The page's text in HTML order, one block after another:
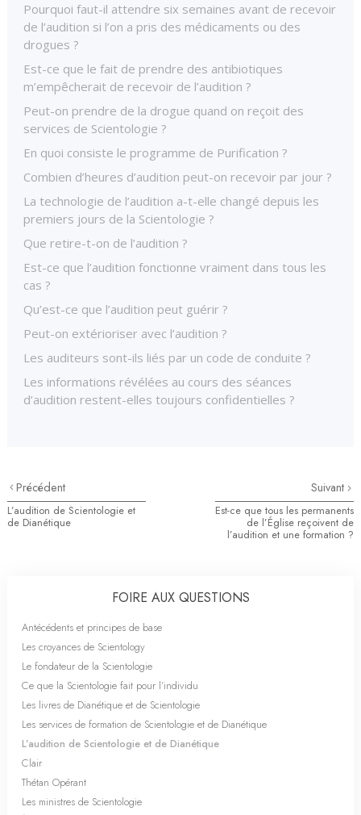
Pourquoi faut-il attendre six semaines avant de recevoir
de l’audition si l’on a pris des médicaments ou des
drogues ?
Est-ce que le fait de prendre des antibiotiques
m’empêcherait de recevoir de l’audition ?
Peut-on prendre de la drogue quand on reçoit des
services de Scientologie ?
En quoi consiste le programme de Purification ?
Combien d’heures d’audition peut-on recevoir par jour ?
La technologie de l’audition a-t-elle changé depuis les
premiers jours de la Scientologie ?
Que retire-t-on de l’audition ?
Est-ce que l’audition fonctionne vraiment dans tous les
cas ?
Qu’est-ce que l’audition peut guérir ?
Peut-on extérioriser avec l’audition ?
Les auditeurs sont-ils liés par un code de conduite ?
Les informations révélées au cours des séances
d’audition restent-elles toujours confidentielles ?
Précédent
L’audition de Scientologie et
de Dianétique
Suivant
Est-ce que tous les permanents
de l’Église reçoivent de
l’audition et une formation ?
FOIRE AUX QUESTIONS
Antécédents et principes de base
Les croyances de Scientology
Le fondateur de la Scientologie
Ce que la Scientologie fait pour l’individu
Les livres de Dianétique et de Scientologie
Les services de formation de Scientologie et de Dianétique
L’audition de Scientologie et de Dianétique
Clair
Thétan Opérant
Les ministres de Scientologie